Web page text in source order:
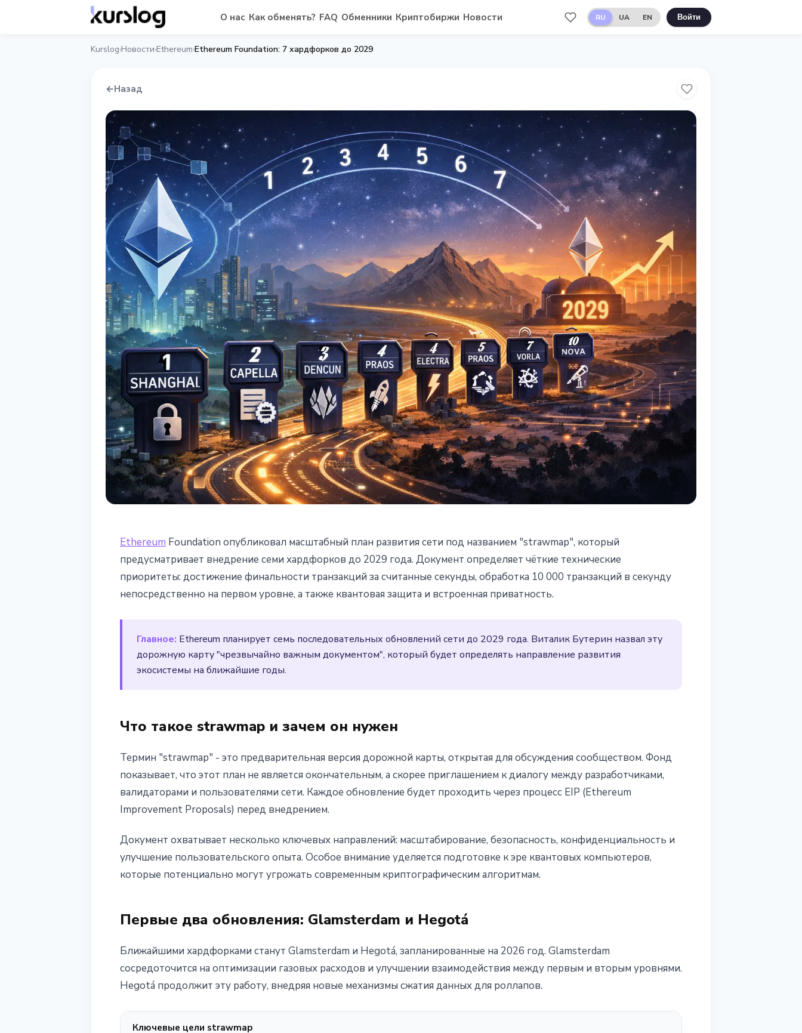
О нас Как обменять? FAQ Обменники Криптобиржи Новости RU UA EN Войти
Kurslog›Новости›Ethereum›Ethereum Foundation: 7 хардфорков до 2029
←Назад
Ethereum Foundation представил дорожную
карту с 7 хардфорками до 2029
Ethereum Foundation опубликовал масштабный план развития сети под названием "strawmap", который
предусматривает внедрение семи хардфорков до 2029 года. Документ определяет чёткие технические
приоритеты: достижение финальности транзакций за считанные секунды, обработка 10 000 транзакций в секунду
непосредственно на первом уровне, а также квантовая защита и встроенная приватность.
Главное: Ethereum планирует семь последовательных обновлений сети до 2029 года. Виталик Бутерин назвал эту
дорожную карту "чрезвычайно важным документом", который будет определять направление развития
экосистемы на ближайшие годы.
Что такое strawmap и зачем он нужен
Термин "strawmap" - это предварительная версия дорожной карты, открытая для обсуждения сообществом. Фонд
показывает, что этот план не является окончательным, а скорее приглашением к диалогу между разработчиками,
валидаторами и пользователями сети. Каждое обновление будет проходить через процесс EIP (Ethereum
Improvement Proposals) перед внедрением.
Документ охватывает несколько ключевых направлений: масштабирование, безопасность, конфиденциальность и
улучшение пользовательского опыта. Особое внимание уделяется подготовке к эре квантовых компьютеров,
которые потенциально могут угрожать современным криптографическим алгоритмам.
Первые два обновления: Glamsterdam и Hegotá
Ближайшими хардфорками станут Glamsterdam и Hegotá, запланированные на 2026 год. Glamsterdam
сосредоточится на оптимизации газовых расходов и улучшении взаимодействия между первым и вторым уровнями.
Hegotá продолжит эту работу, внедряя новые механизмы сжатия данных для роллапов.
Ключевые цели strawmap